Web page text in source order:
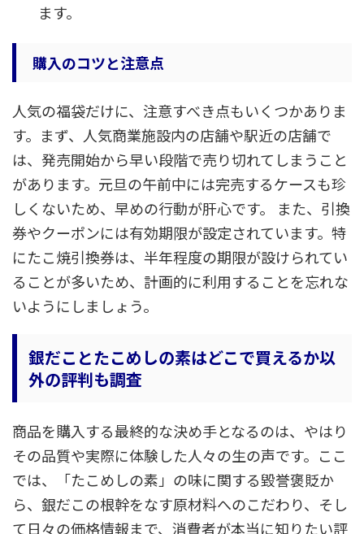
ます。
購入のコツと注意点
人気の福袋だけに、注意すべき点もいくつかありま
す。まず、人気商業施設内の店舗や駅近の店舗で
は、発売開始から早い段階で売り切れてしまうこと
があります。元旦の午前中には完売するケースも珍
しくないため、早めの行動が肝心です。 また、引換
券やクーポンには有効期限が設定されています。特
にたこ焼引換券は、半年程度の期限が設けられてい
ることが多いため、計画的に利用することを忘れな
いようにしましょう。
銀だことたこめしの素はどこで買えるか以
外の評判も調査
商品を購入する最終的な決め手となるのは、やはり
その品質や実際に体験した人々の生の声です。ここ
では、「たこめしの素」の味に関する毀誉褒貶か
ら、銀だこの根幹をなす原材料へのこだわり、そし
て日々の価格情報まで、消費者が本当に知りたい評